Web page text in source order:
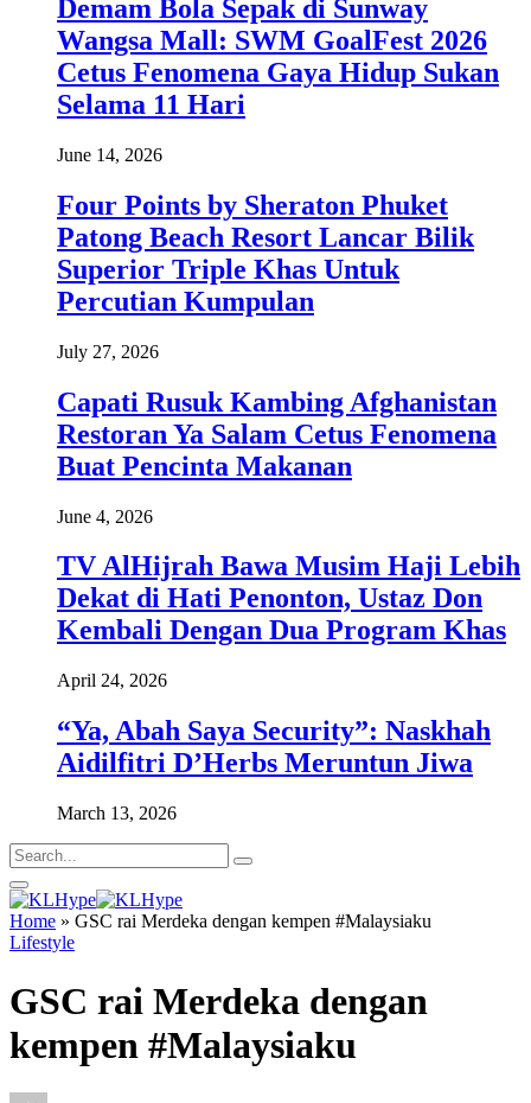
Demam Bola Sepak di Sunway
Wangsa Mall: SWM GoalFest 2026
Cetus Fenomena Gaya Hidup Sukan
Selama 11 Hari
June 14, 2026
Four Points by Sheraton Phuket
Patong Beach Resort Lancar Bilik
Superior Triple Khas Untuk
Percutian Kumpulan
July 27, 2026
Capati Rusuk Kambing Afghanistan
Restoran Ya Salam Cetus Fenomena
Buat Pencinta Makanan
June 4, 2026
TV AlHijrah Bawa Musim Haji Lebih
Dekat di Hati Penonton, Ustaz Don
Kembali Dengan Dua Program Khas
April 24, 2026
“Ya, Abah Saya Security”: Naskhah
Aidilfitri D’Herbs Meruntun Jiwa
March 13, 2026
Home » GSC rai Merdeka dengan kempen #Malaysiaku
Lifestyle
GSC rai Merdeka dengan
kempen #Malaysiaku